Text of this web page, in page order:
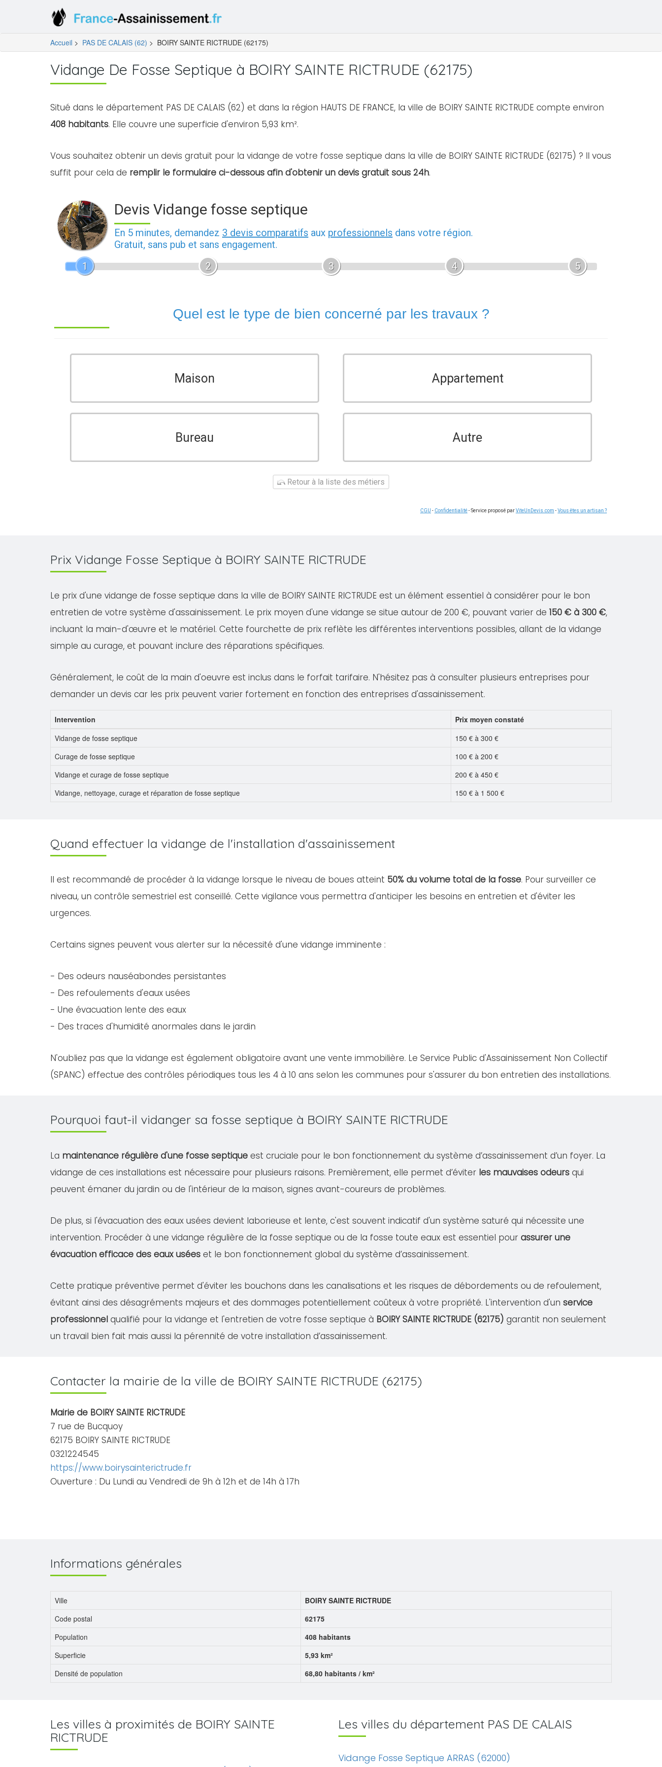
Accueil > PAS DE CALAIS (62) > BOIRY SAINTE RICTRUDE (62175)
Vidange De Fosse Septique à BOIRY SAINTE RICTRUDE (62175)
Situé dans le département PAS DE CALAIS (62) et dans la région HAUTS DE FRANCE, la ville de BOIRY SAINTE RICTRUDE compte environ
408 habitants. Elle couvre une superficie d'environ 5,93 km².
Vous souhaitez obtenir un devis gratuit pour la vidange de votre fosse septique dans la ville de BOIRY SAINTE RICTRUDE (62175) ? Il vous
suffit pour cela de remplir le formulaire ci-dessous afin d'obtenir un devis gratuit sous 24h.
Devis Vidange fosse septique
En 5 minutes, demandez 3 devis comparatifs aux professionnels dans votre région.
Gratuit, sans pub et sans engagement.
1
2 3 4 5
Quel est le type de bien concerné par les travaux ?
Maison Appartement
Bureau Autre
Retour à la liste des métiers
CGU - Confidentialité- Service proposé parViteUnDevis.com -Vous êtes un artisan ?
Prix Vidange Fosse Septique à BOIRY SAINTE RICTRUDE
Le prix d'une vidange de fosse septique dans la ville de BOIRY SAINTE RICTRUDE est un élément essentiel à considérer pour le bon
entretien de votre système d'assainissement. Le prix moyen d'une vidange se situe autour de 200 €, pouvant varier de 150 € à 300 €,
incluant la main-d'œuvre et le matériel. Cette fourchette de prix reflète les différentes interventions possibles, allant de la vidange
simple au curage, et pouvant inclure des réparations spécifiques.
Généralement, le coût de la main d'oeuvre est inclus dans le forfait tarifaire. N'hésitez pas à consulter plusieurs entreprises pour
demander un devis car les prix peuvent varier fortement en fonction des entreprises d'assainissement.
Intervention
Prix moyen constaté
Vidange de fosse septique
150 € à 300 €
Curage de fosse septique
100 € à 200 €
Vidange et curage de fosse septique
200 € à 450 €
Vidange, nettoyage, curage et réparation de fosse septique
150 € à 1 500 €
Quand effectuer la vidange de l'installation d'assainissement
Il est recommandé de procéder à la vidange lorsque le niveau de boues atteint 50% du volume total de la fosse. Pour surveiller ce
niveau, un contrôle semestriel est conseillé. Cette vigilance vous permettra d'anticiper les besoins en entretien et d'éviter les
urgences.
Certains signes peuvent vous alerter sur la nécessité d'une vidange imminente :
- Des odeurs nauséabondes persistantes
- Des refoulements d'eaux usées
- Une évacuation lente des eaux
- Des traces d'humidité anormales dans le jardin
N'oubliez pas que la vidange est également obligatoire avant une vente immobilière. Le Service Public d'Assainissement Non Collectif
(SPANC) effectue des contrôles périodiques tous les 4 à 10 ans selon les communes pour s'assurer du bon entretien des installations.
Pourquoi faut-il vidanger sa fosse septique à BOIRY SAINTE RICTRUDE
La maintenance régulière d'une fosse septique est cruciale pour le bon fonctionnement du système d’assainissement d’un foyer. La
vidange de ces installations est nécessaire pour plusieurs raisons. Premièrement, elle permet d’éviter les mauvaises odeurs qui
peuvent émaner du jardin ou de l'intérieur de la maison, signes avant-coureurs de problèmes.
De plus, si l'évacuation des eaux usées devient laborieuse et lente, c'est souvent indicatif d'un système saturé qui nécessite une
intervention. Procéder à une vidange régulière de la fosse septique ou de la fosse toute eaux est essentiel pour assurer une
évacuation efficace des eaux usées et le bon fonctionnement global du système d’assainissement.
Cette pratique préventive permet d'éviter les bouchons dans les canalisations et les risques de débordements ou de refoulement,
évitant ainsi des désagréments majeurs et des dommages potentiellement coûteux à votre propriété. L'intervention d'un service
professionnel qualifié pour la vidange et l'entretien de votre fosse septique à BOIRY SAINTE RICTRUDE (62175) garantit non seulement
un travail bien fait mais aussi la pérennité de votre installation d’assainissement.
Contacter la mairie de la ville de BOIRY SAINTE RICTRUDE (62175)
Mairie de BOIRY SAINTE RICTRUDE
7 rue de Bucquoy
62175 BOIRY SAINTE RICTRUDE
0321224545
https://www.boirysainterictrude.fr
Ouverture : Du Lundi au Vendredi de 9h à 12h et de 14h à 17h
Informations générales
Ville
BOIRY SAINTE RICTRUDE
Code postal
62175
Population
408 habitants
Superficie
5,93 km²
Densité de population
68,80 habitants / km²
Les villes à proximités de BOIRY SAINTE
RICTRUDE
Les villes du département PAS DE CALAIS
Vidange Fosse Septique ARRAS (62000)